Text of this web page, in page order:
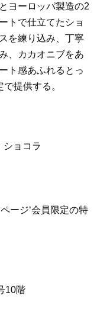
ヨーロッパ製造の2
トで仕⽴てたショ
を練り込み、丁寧
、カカオニブをあ
ト感あふれるとっ
提供する。
ショコラ
ージ‘会員限定の特
10階